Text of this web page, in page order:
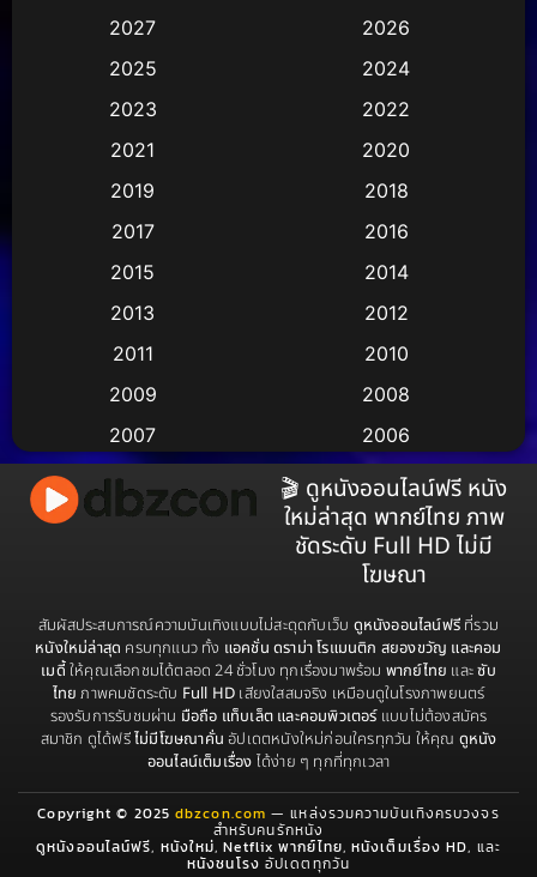
Based on a True Story สร้างจากเรื่องจริง(3)
Based on a True Story เรื่องจริง(38)
Based on a True Story เรื่องจริง(73)
Based on Novel(16)
Betrayal(1)
Biography(3)
Biography ชีวประวัติ
Biography ชีวิตจริง(72)
2027
2026
2025
2024
2023
2022
2021
2020
2019
2018
2017
2016
2015
2014
2013
2012
2011
2010
2009
2008
2007
2006
2005
2004
2003
2002
2000
1997
1996
1995
1994
1993
1992
1991
1990
1989
1988
1987
1986
🎬 ดูหนังออนไลน์ฟรี หนัง
ใหม่ล่าสุด พากย์ไทย ภาพ
ชัดระดับ Full HD ไม่มี
โฆษณา
สัมผัสประสบการณ์ความบันเทิงแบบไม่สะดุดกับเว็บ ดูหนังออนไลน์ฟรีที่รวม
หนังใหม่ล่าสุด ครบทุกแนว ทั้ง แอคชั่น ดราม่า โรแมนติก สยองขวัญ และคอม
เมดี้ให้คุณเลือกชมได้ตลอด 24 ชั่วโมง ทุกเรื่องมาพร้อม พากย์ไทย และซับ
ไทย ภาพคมชัดระดับ Full HD เสียงใสสมจริง เหมือนดูในโรงภาพยนตร์
รองรับการรับชมผ่าน มือถือ แท็บเล็ต และคอมพิวเตอร์แบบไม่ต้องสมัคร
สมาชิก ดูได้ฟรีไม่มีโฆษณาคั่น อัปเดตหนังใหม่ก่อนใครทุกวัน ให้คุณ ดูหนัง
ออนไลน์เต็มเรื่อง ได้ง่าย ๆ ทุกที่ทุกเวลา
Copyright © 2025dbzcon.com — แหล่งรวมความบันเทิงครบวงจร
สำหรับคนรักหนัง
ดูหนังออนไลน์ฟรี, หนังใหม่,Netflix พากย์ไทย,หนังเต็มเรื่อง HD, และ
หนังชนโรง อัปเดตทุกวัน